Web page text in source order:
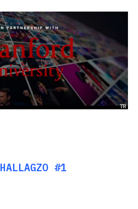
HALLAGZO #1